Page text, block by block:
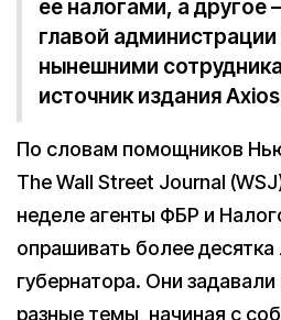
ее налогами, а
главой
нынешними
источник издания
По словам помощников
The Wall Street Journal
неделе агенты ФБР и
опрашивать более
губернатора. Они
разные темы, начиная с